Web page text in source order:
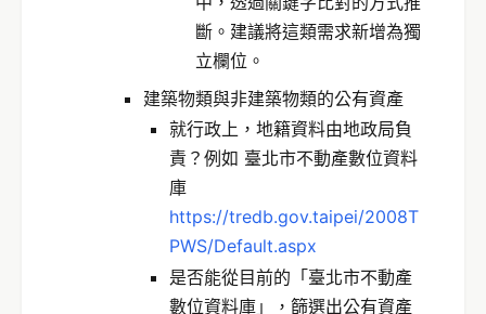
斷。建議將這類需求新增為獨
立欄位。
建築物類與非建築物類的公有資產
就行政上，地籍資料由地政局負
責？例如 臺北市不動產數位資料
庫
https://tredb.gov.taipei/2008T
PWS/Default.aspx
是否能從目前的「臺北市不動產
數位資料庫」，篩選出公有資產